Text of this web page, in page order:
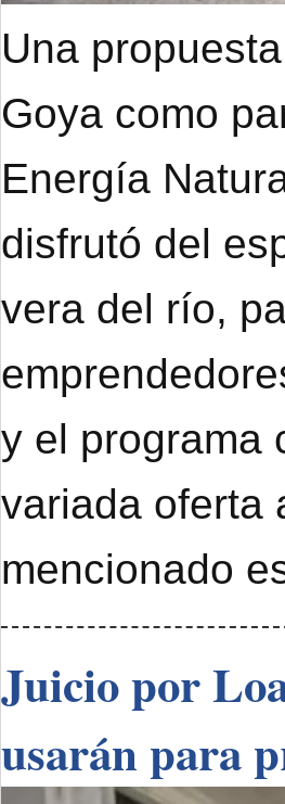
Una
Goya como
Energía
disfrutó del
vera del río,
y el programa
variada oferta
mencionado
Juicio por
usarán para